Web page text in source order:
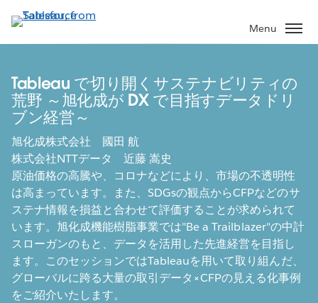
to
main
Menu
Tableau で切り開くサステナビリティの
荒野 ～旭化成が DX で目指すデータドリ
ブン経営～
旭化成株式会社 國田 航
株式会社NTTデータ 近藤 嵩史
原油価格の高騰や、コロナなどにより、市場の不透明性
は高まっています。また、SDGsの観点からCFPなどのサ
ステナ情報を損益と合わせて評価することが求められて
います。旭化成機能樹脂事業では"Be a Trailblazer"の中計
スローガンのもと、データを活用した先進経営を目指し
ます。このセッションではTableauを用いて取り組んだ、
グローバルに跨る大量の取引データ×CFPの見える化事例
をご紹介いたします。